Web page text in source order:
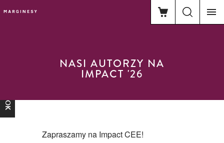
NASI AUTORZY NA
IMPACT '26
FACEBOOK
Zapraszamy na Impact CEE!